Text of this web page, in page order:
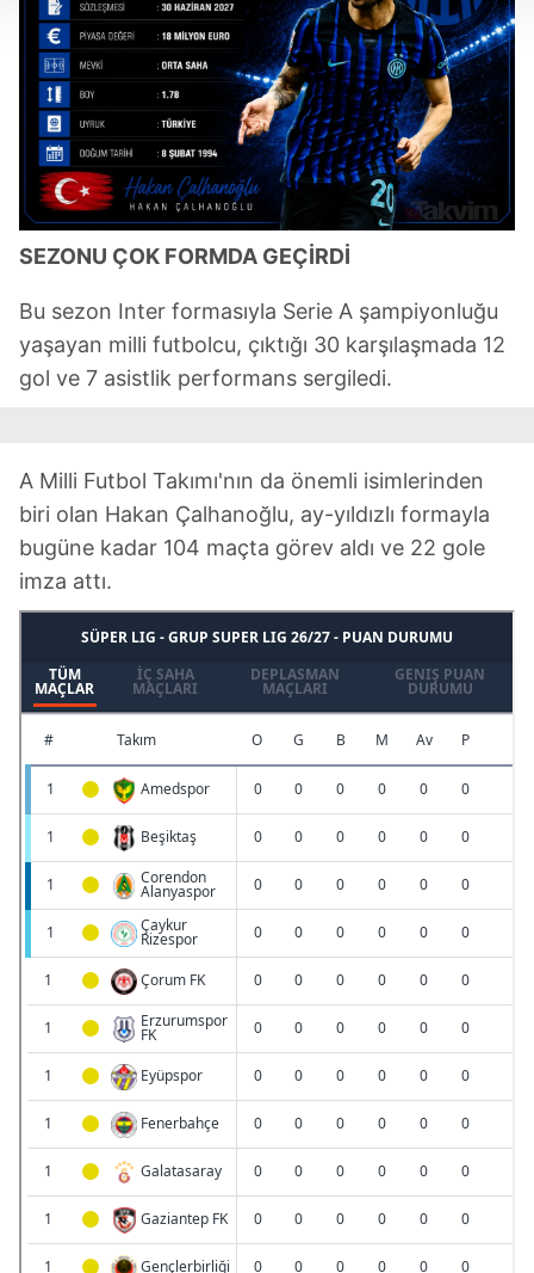
Her halükârda, kullanıcılar, bu çerezlere izin vermedikleri
takdirde, kullanıcılara hedefli reklamlar
gösterilmeyecektir."
Sizlere daha iyi bir hizmet sunabilmek için İnternet
Sitemizde kendimize ve üçüncü kişilere ait çerezler
kullanılmaktadır. Bu çerezler vasıtasıyla çeşitli kişisel
verileriniz işlenmekte olup gerekli olan çerezler bilgi
toplumu hizmetlerinin sunulması amacıyla
kılınması ve kişiselleştirilmesi ve sizlere yönelik
reklam/pazarlama faaliyetlerinin yapılması, amaçlarıyla
sınırlı olarak açık rızanız dahilinde kullanılacaktır.
için Ayarlar butonuna tıklayabilir,Çerez Bilgilendirme
Metnimiziziyaret edebilirsiniz.
6698 sayılı Kişisel Verilerin Korunması Kanunu uyarınca
ilgili mevzuata uygun olarak kullanılan çerezlerle ilgili bilgi
almak için lütfen
SEZONU ÇOK FORMDA GEÇİRDİ
Bu sezon Inter formasıyla Serie A şampiyonluğu
yaşayan milli futbolcu, çıktığı 30 karşılaşmada 12
gol ve 7 asistlik performans sergiledi.
A Milli Futbol Takımı'nın da önemli isimlerinden
biri olan Hakan Çalhanoğlu, ay-yıldızlı formayla
bugüne kadar 104 maçta görev aldı ve 22 gole
imza attı.